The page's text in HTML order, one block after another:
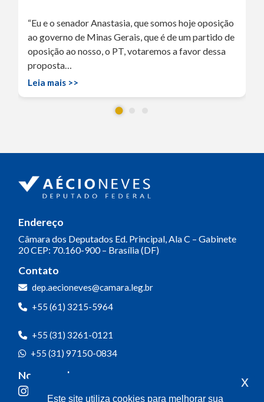
“Eu e o senador Anastasia, que somos hoje oposição
ao governo de Minas Gerais, que é de um partido de
oposição ao nosso, o PT, votaremos a favor dessa
proposta…
Leia mais >>
Endereço
Câmara dos Deputados Ed. Principal, Ala C – Gabinete
20CEP: 70.160-900 – Brasília (DF)
Contato
dep.aecioneves@camara.leg.br
+55 (61) 3215-5964
+55 (31) 3261-0121
+55 (31) 97150-0834
Nossas redes
Este site utiliza cookies para melhorar sua
x